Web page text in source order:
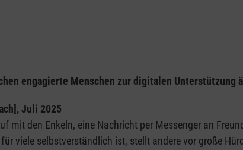
engagierte Menschen zur digitalen Unterstützung
Juli 2025
mit den Enkeln, eine Nachricht per Messenger an
viele selbstverständlich ist, stellt andere vor große